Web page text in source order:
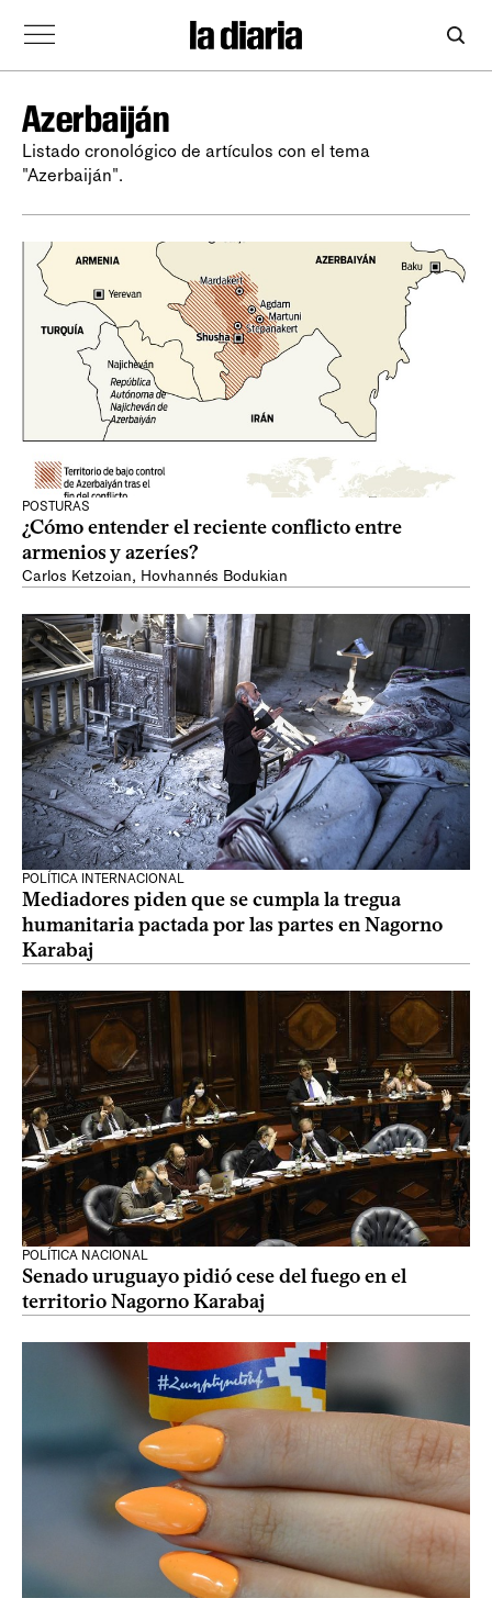
Azerbaiján
Listado cronológico de artículos con el tema
"Azerbaiján".
POSTURAS
¿Cómo entender el reciente conflicto entre
armenios y azeríes?
Carlos Ketzoian, Hovhannés Bodukian
POLÍTICA INTERNACIONAL
Mediadores piden que se cumpla la tregua
humanitaria pactada por las partes en Nagorno
Karabaj
POLÍTICA NACIONAL
Senado uruguayo pidió cese del fuego en el
territorio Nagorno Karabaj